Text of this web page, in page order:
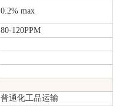
0.2% max
80-120PPM
普通化工品运输